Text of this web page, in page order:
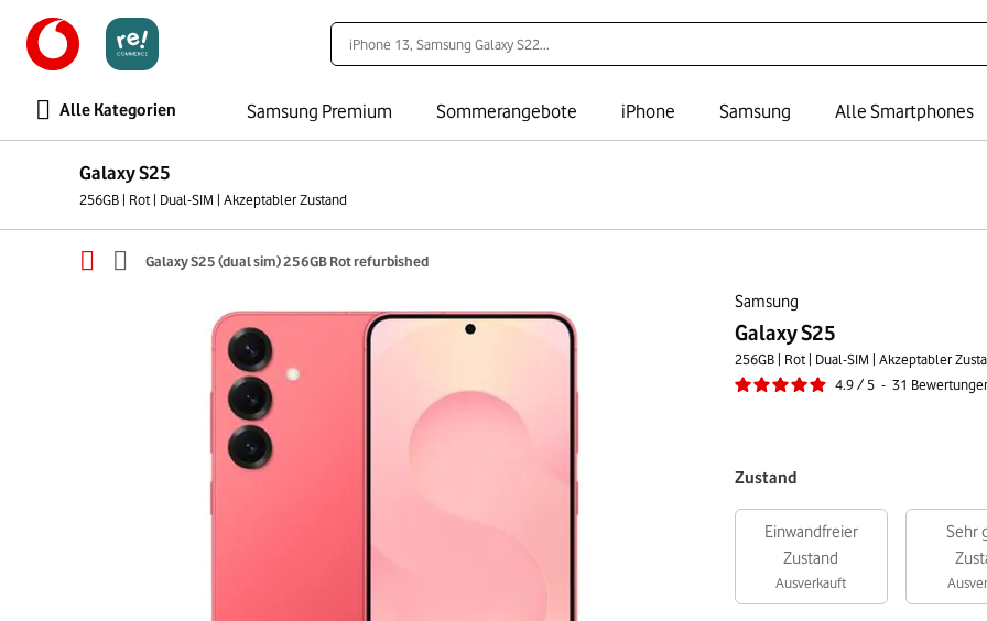
Alle Kategorien Samsung Premium Sommerangebote iPhone Samsung Alle Smartphones
Galaxy S25
256GB | Rot | Dual-SIM | Akzeptabler Zustand
Galaxy S25 (dual sim) 256GB Rot refurbished
Samsung
Galaxy S25
256GB | Rot | Dual-SIM | Akzeptabler
4.9 / 5 - 31
Zustand
Einwandfreier
Zustand
Ausverkauft
Sehr